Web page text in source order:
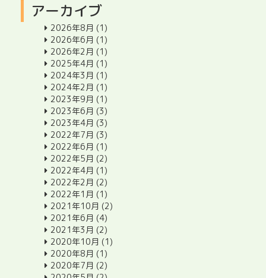
アーカイブ
2026年8月 (1)
2026年6月 (1)
2026年2月 (1)
2025年4月 (1)
2024年3月 (1)
2024年2月 (1)
2023年9月 (1)
2023年6月 (3)
2023年4月 (3)
2022年7月 (3)
2022年6月 (1)
2022年5月 (2)
2022年4月 (1)
2022年2月 (2)
2022年1月 (1)
2021年10月 (2)
2021年6月 (4)
2021年3月 (2)
2020年10月 (1)
2020年8月 (1)
2020年7月 (2)